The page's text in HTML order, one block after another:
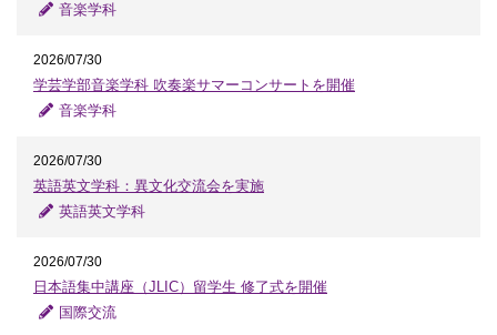
音楽学科
2026/07/30
学芸学部音楽学科 吹奏楽サマーコンサートを開催
音楽学科
2026/07/30
英語英文学科：異文化交流会を実施
英語英文学科
2026/07/30
日本語集中講座（JLIC）留学生 修了式を開催
国際交流